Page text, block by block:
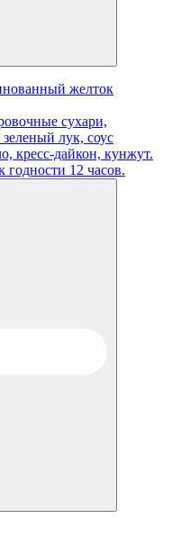
желток
сухари,
лук, соус
кресс-дайкон, кунжут.
12 часов.